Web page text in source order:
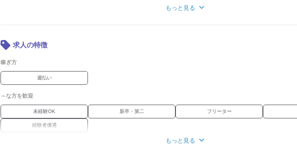
など・・・
1つでも当てはまる方は
ぜひご応募ください！！
もっと見る
求人の特徴
稼ぎ方
週払い
～な方を歓迎
未経験OK 新卒・第二 フリーター
経験者優遇
もっと見る